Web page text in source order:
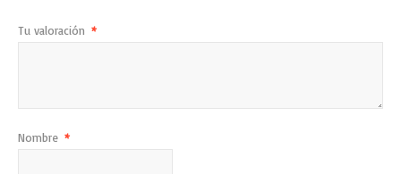
Tu valoración *
Nombre *